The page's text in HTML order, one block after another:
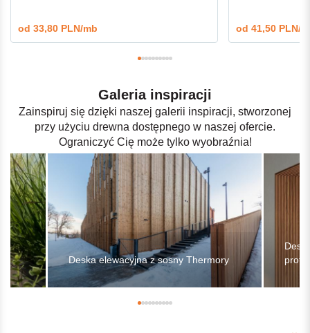
od 33,80 PLN/mb od 41,50 PLN/
Galeria inspiracji
Zainspiruj się dzięki naszej galerii inspiracji, stworzonej
przy użyciu drewna dostępnego w naszej ofercie.
Ograniczyć Cię może tylko wyobraźnia!
Deska elewacyjna z sosny Thermory
profil